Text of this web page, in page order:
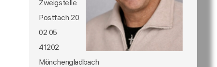
Zweigstelle
Postfach 20
02 05
41202
Mönchengladbach